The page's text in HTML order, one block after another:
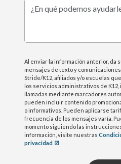
¿En qué podemos ayudarle?
Al enviar la información anterior, da
mensajes de texto y
Stride/K12, afiliados y/o escuelas
los servicios administrativos de
llamadas mediante marcadores
pueden incluir contenido
o informativos. Pueden aplicarse
frecuencia de los mensajes varía.
momento siguiendo las
información, visite nuestras
privacidad